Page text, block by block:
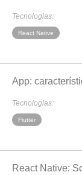
Tecnologias:
React Native
App:
Tecnologias:
Flutter
React Native: